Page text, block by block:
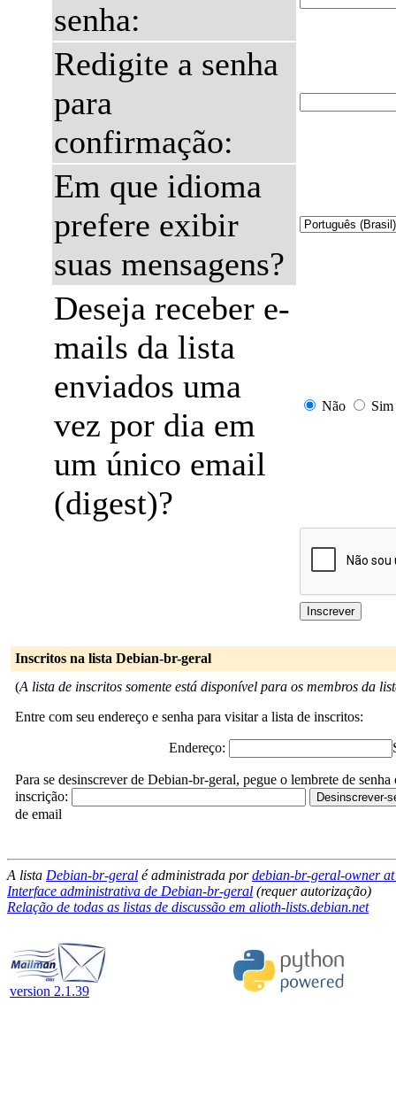
senha:
Redigite a senha
para
confirmação:
Em que idioma
prefere exibir
suas mensagens?
Deseja receber e-
mails da lista
enviados uma
vez por dia em
um único email
(digest)?
Não Sim
Inscritos na lista Debian-br-geral
(A lista de inscritos somente está disponível para os membros da
Entre com seu endereço e senha para visitar a lista de inscritos:
Endereço:
Para se desinscrever de Debian-br-geral, pegue o lembrete de
inscrição:
de email
A lista Debian-br-geral é administrada pordebian-br-geral-owner
Interface administrativa de Debian-br-geral (requer autorização)
Relação de todas as listas de discussão em alioth-lists.debian.net
version 2.1.39